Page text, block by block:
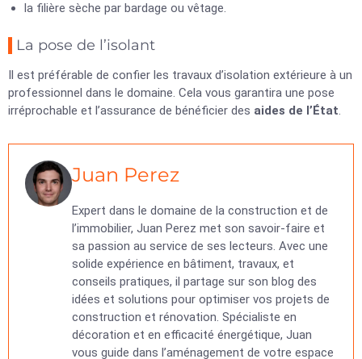
la filière sèche par bardage ou vêtage.
La pose de l’isolant
Il est préférable de confier les travaux d’isolation extérieure à un
professionnel dans le domaine. Cela vous garantira une pose
irréprochable et l’assurance de bénéficier des aides de l’État.
Juan Perez
Expert dans le domaine de la construction et de
l’immobilier, Juan Perez met son savoir-faire et
sa passion au service de ses lecteurs. Avec une
solide expérience en bâtiment, travaux, et
conseils pratiques, il partage sur son blog des
idées et solutions pour optimiser vos projets de
construction et rénovation. Spécialiste en
décoration et en efficacité énergétique, Juan
vous guide dans l’aménagement de votre espace